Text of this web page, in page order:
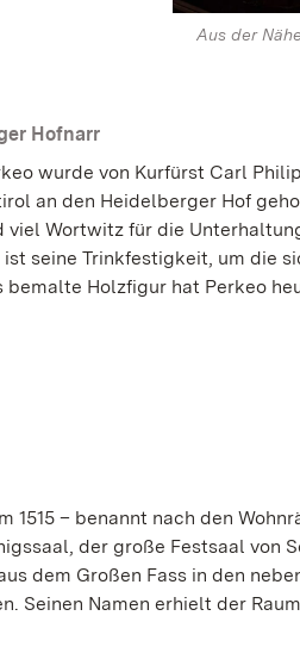
Aus der
Hofnarr
wurde von Kurfürst Carl
an den Heidelberger Hof
viel Wortwitz für die
seine Trinkfestigkeit, um die
Holzfigur hat Perkeo
– benannt nach den
der große Festsaal von
dem Großen Fass in den
Seinen Namen erhielt der